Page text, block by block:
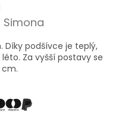
5 z 5 hvězdiček.
Simona
Díky podšívce je teplý,
Za vyšší postavy se